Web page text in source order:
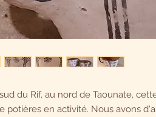
du Rif, au nord de Taounate,
potières en activité. Nous avons